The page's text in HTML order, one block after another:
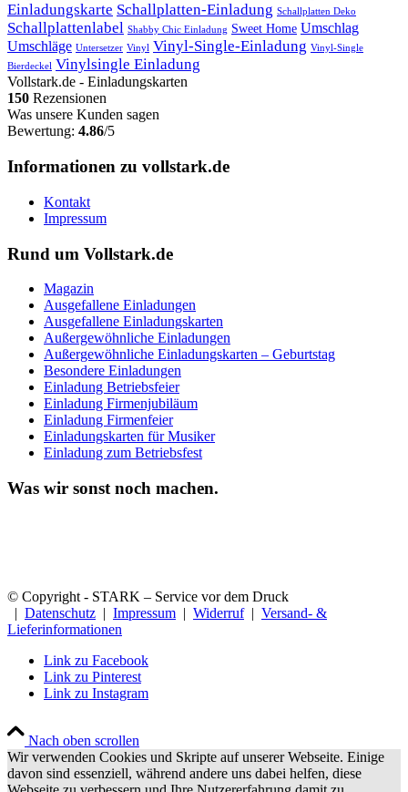
Einladungskarte Schallplatten-Einladung Schallplatten Deko
Schallplattenlabel Shabby Chic Einladung Sweet Home Umschlag
Umschläge Untersetzer Vinyl Vinyl-Single-Einladung Vinyl-Single
Bierdeckel Vinylsingle Einladung
Vollstark.de - Einladungskarten
150 Rezensionen
Was unsere Kunden sagen
Bewertung: 4.86/5
Informationen zu vollstark.de
Kontakt
Impressum
Rund um Vollstark.de
Magazin
Ausgefallene Einladungen
Ausgefallene Einladungskarten
Außergewöhnliche Einladungen
Außergewöhnliche Einladungskarten – Geburtstag
Besondere Einladungen
Einladung Betriebsfeier
Einladung Firmenjubiläum
Einladung Firmenfeier
Einladungskarten für Musiker
Einladung zum Betriebsfest
Was wir sonst noch machen.
© Copyright - STARK – Service vor dem Druck
| Datenschutz | Impressum | Widerruf| Versand- &
Lieferinformationen
Link zu Facebook
Link zu Pinterest
Link zu Instagram
Nach oben scrollen
Wir verwenden Cookies und Skripte auf unserer Webseite. Einige
davon sind essenziell, während andere uns dabei helfen, diese